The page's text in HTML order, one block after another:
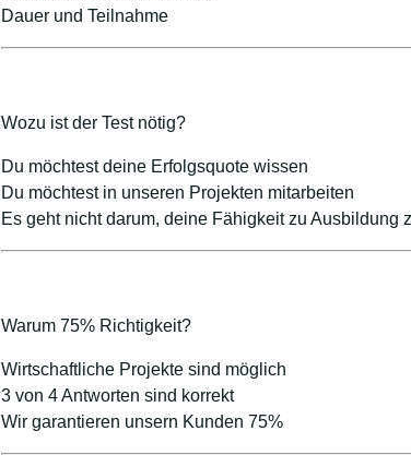
Dauer und Teilnahme
Wozu ist der Test nötig?
Du möchtest deine Erfolgsquote wissen
Du möchtest in unseren Projekten mitarbeiten
Es geht nicht darum, deine Fähigkeit zu Ausbildung
Warum 75% Richtigkeit?
Wirtschaftliche Projekte sind möglich
3 von 4 Antworten sind korrekt
Wir garantieren unsern Kunden 75%